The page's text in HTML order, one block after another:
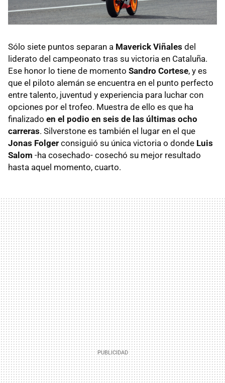
Sólo siete puntos separan a Maverick Viñales del
liderato del campeonato tras su victoria en Cataluña.
Ese honor lo tiene de momento Sandro Cortese, y es
que el piloto alemán se encuentra en el punto perfecto
entre talento, juventud y experiencia para luchar con
opciones por el trofeo. Muestra de ello es que ha
finalizado en el podio en seis de las últimas ocho
carreras. Silverstone es también el lugar en el que
Jonas Folger consiguió su única victoria o donde Luis
Salom -ha cosechado- cosechó su mejor resultado
hasta aquel momento, cuarto.